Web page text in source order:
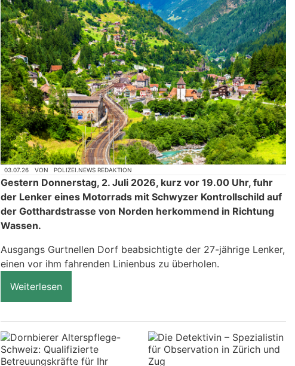
03.07.26 VON POLIZEI.NEWS REDAKTION
Gestern Donnerstag, 2. Juli 2026, kurz vor 19.00 Uhr, fuhr
der Lenker eines Motorrads mit Schwyzer Kontrollschild auf
der Gotthardstrasse von Norden herkommend in Richtung
Wassen.
Ausgangs Gurtnellen Dorf beabsichtigte der 27-jährige Lenker,
einen vor ihm fahrenden Linienbus zu überholen.
Weiterlesen